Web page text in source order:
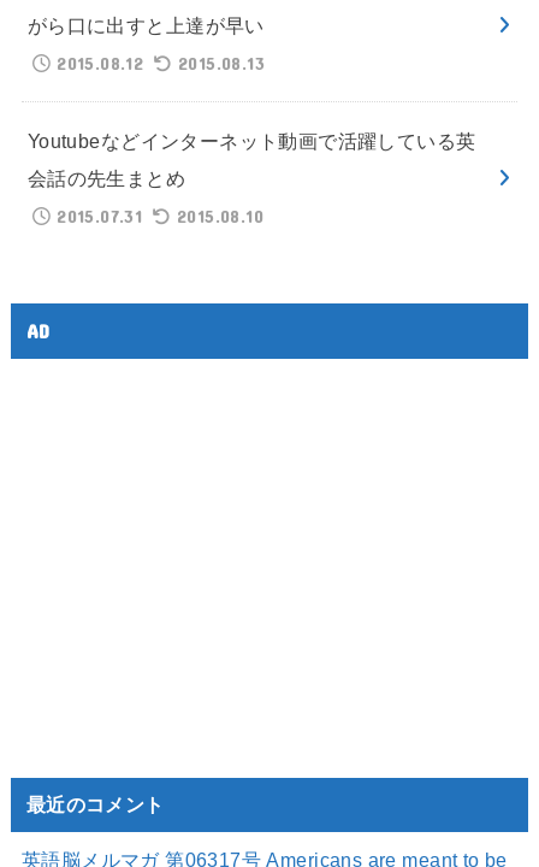
がら口に出すと上達が早い
2015.08.12
2015.08.13
Youtubeなどインターネット動画で活躍している英
会話の先生まとめ
2015.07.31
2015.08.10
AD
最近のコメント
英語脳メルマガ 第06317号 Americans are meant to be